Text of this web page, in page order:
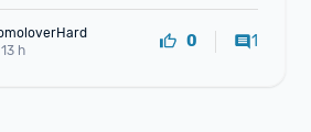
h
0 1